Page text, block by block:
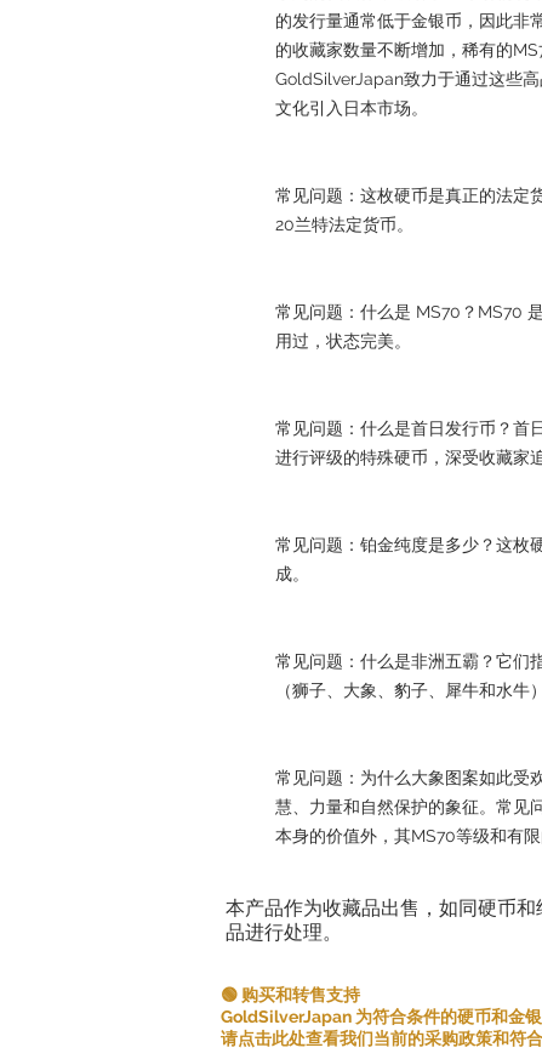
的发行量通常低于金银币，因此非
的收藏家数量不断增加，稀有的
GoldSilverJapan致力于通过这些
文化引入日本市场。
常见问题：这枚硬币是真正的法定
20兰特法定货币。
常见问题：什么是 MS70？MS70
用过，状态完美。
常见问题：什么是首日发行币？首
进行评级的特殊硬币，深受收藏家追
常见问题：铂金纯度是多少？这枚
成。
常见问题：什么是非洲五霸？它们
（狮子、大象、豹子、犀牛和水牛）
常见问题：为什么大象图案如此受
慧、力量和自然保护的象征。常见
本身的价值外，其MS70等级和有
本产品作为收藏品出售，如同硬币
品进行处理。
🟢 购买和转售支持
GoldSilverJapan 为符合条件的硬币和金银
请点击此处查看我们当前的采购政策和符合